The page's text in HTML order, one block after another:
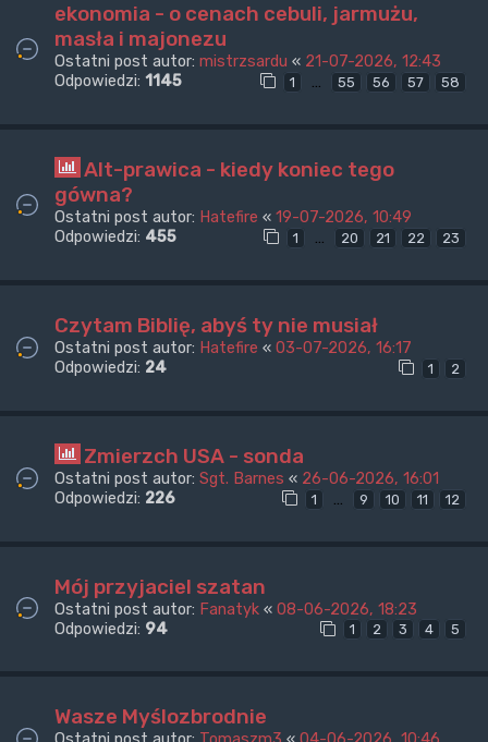
ekonomia - o cenach cebuli, jarmużu,
masła i majonezu
Ostatni post autor: mistrzsardu « 21-07-2026, 12:43
Odpowiedzi: 1145 1 … 55 56 57 58
Alt-prawica - kiedy koniec tego
gówna?
Ostatni post autor: Hatefire « 19-07-2026, 10:49
Odpowiedzi: 455 1 … 20 21 22 23
Czytam Biblię, abyś ty nie musiał
Ostatni post autor: Hatefire « 03-07-2026, 16:17
Odpowiedzi: 24 1 2
Zmierzch USA - sonda
Ostatni post autor: Sgt. Barnes « 26-06-2026, 16:01
Odpowiedzi: 226 1 … 9 10 11 12
Mój przyjaciel szatan
Ostatni post autor: Fanatyk « 08-06-2026, 18:23
Odpowiedzi: 94 1 2 3 4 5
Wasze Myślozbrodnie